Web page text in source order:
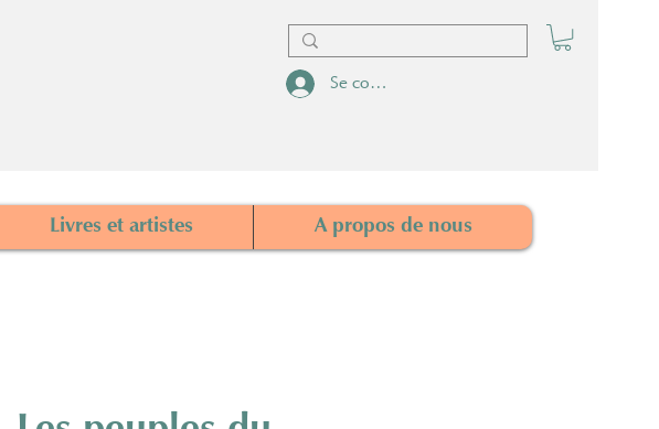
Se connecter
Livres et artistes A propos de nous